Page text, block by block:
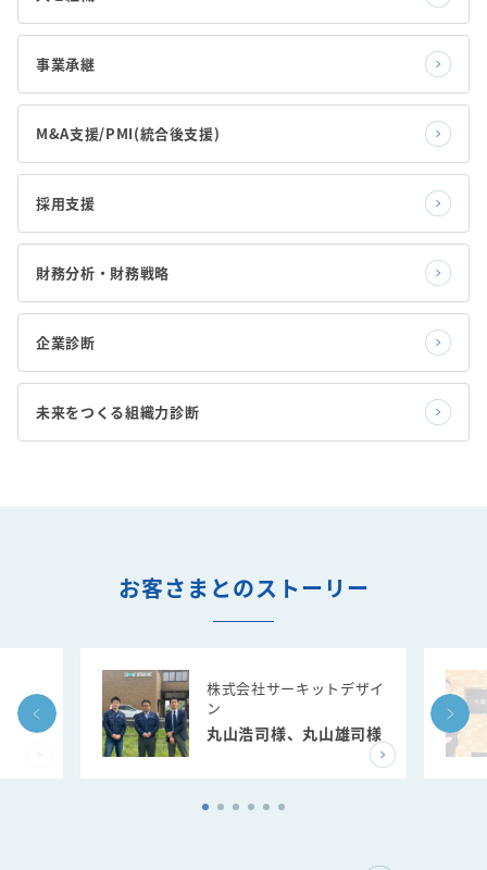
事業承継
M&A支援/PMI(統合後支援)
採用支援
財務分析・財務戦略
企業診断
未来をつくる組織力診断
お客さまとのストーリー
株式会社サーキットデザイ
ン
丸山浩司様、丸山雄司様